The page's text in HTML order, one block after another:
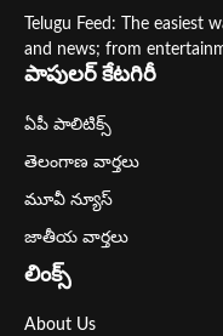
Telugu Feed: The easiest
and news; from
పాపులర్ కేటగిరీ
ఏపీ పాలిటిక్స్
తెలంగాణ వార్తలు
మూవీ న్యూస్
జాతీయ వార్తలు
లింక్స్
About Us